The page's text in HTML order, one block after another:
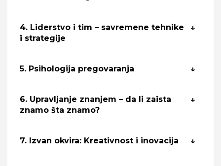
4. Liderstvo i tim – savremene tehnike
i strategije
5. Psihologija pregovaranja
6. Upravljanje znanjem – da li zaista
znamo šta znamo?
7. Izvan okvira: Kreativnost i inovacija